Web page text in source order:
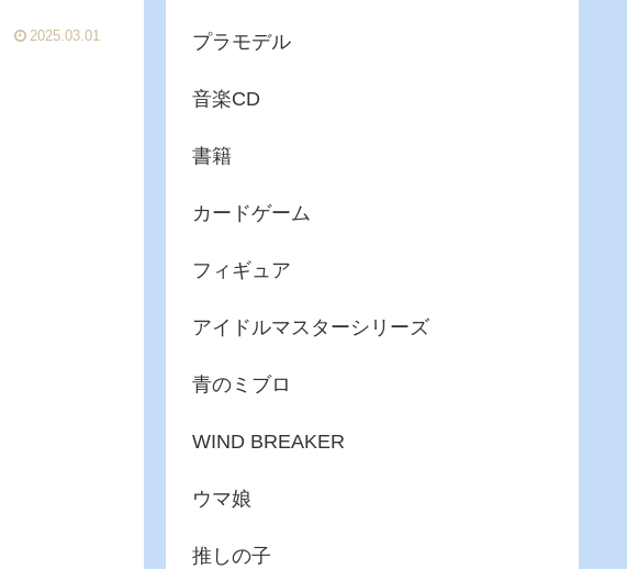
2025.03.01 プラモデル
音楽CD
書籍
カードゲーム
フィギュア
アイドルマスターシリーズ
青のミブロ
WIND BREAKER
ウマ娘
推しの子